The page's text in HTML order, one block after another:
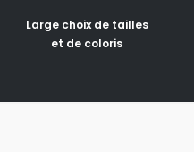
Large choix de tailles
et de coloris